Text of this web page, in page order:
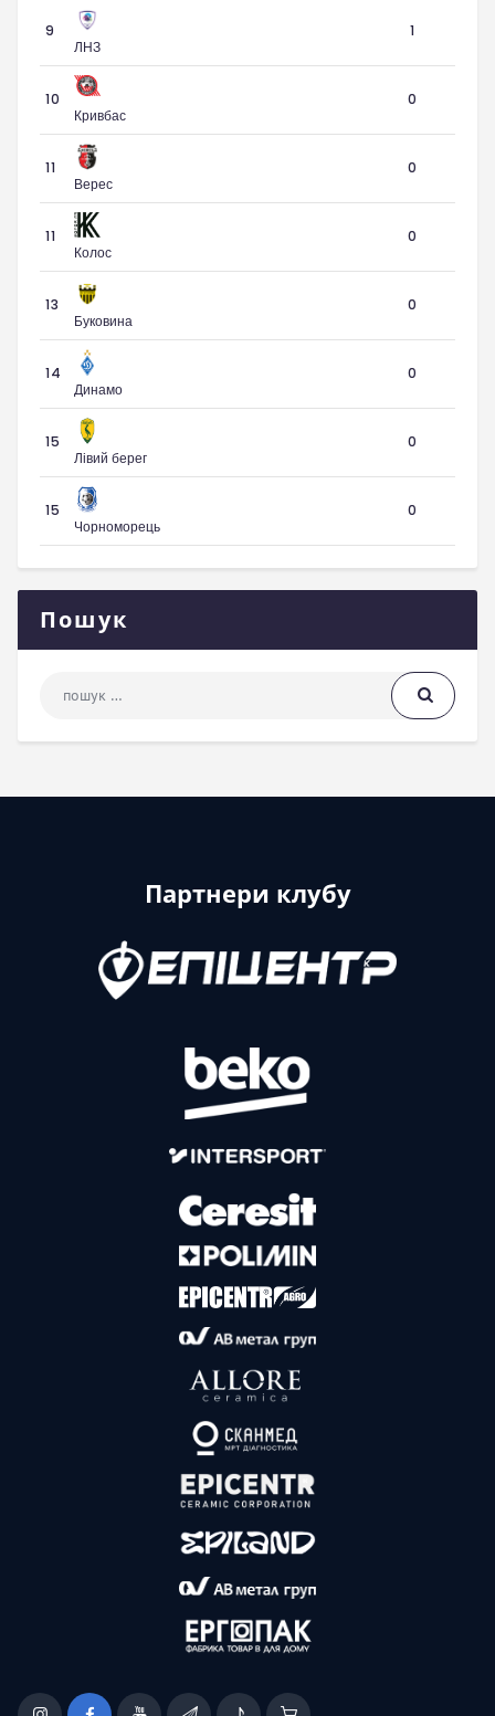
9
ЛНЗ
1
10
Кривбас
0
11
Верес
0
11
Колос
0
13
Буковина
0
14
Динамо
0
15
Лівий берег
0
15
Чорноморець
0
Пошук